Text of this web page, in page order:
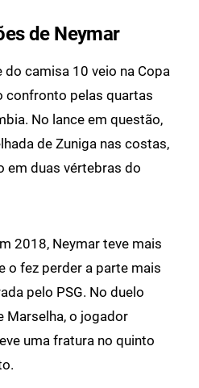
de Neymar
camisa 10 veio na Copa
confronto pelas quartas
No lance em questão,
de Zuniga nas costas,
em duas vértebras do
2018, Neymar teve mais
o fez perder a parte mais
pelo PSG. No duelo
Marselha, o jogador
uma fratura no quinto